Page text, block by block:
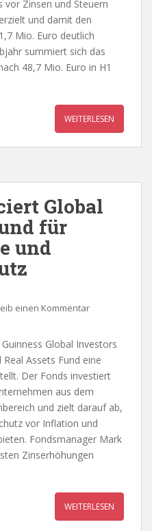
vor Zinsen und Steuern
und damit den
Mio. Euro deutlich
summiert sich das
48,7 Mio. Euro in H1
WEITERLESEN
Global
für
und
einen Kommentar
Global Investors
Assets Fund eine
Der Fonds investiert
aus dem
und zielt darauf ab,
vor Inflation und
Fondsmanager Mark
Zinserhöhungen
WEITERLESEN